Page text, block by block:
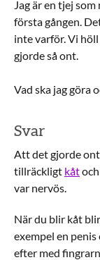
Jag är en tjej
första gången.
inte varför. Vi
gjorde så ont.
Vad ska jag göra
Svar
Att det gjorde
tillräckligt kåt
var nervös.
När du blir kåt
exempel en
efter med